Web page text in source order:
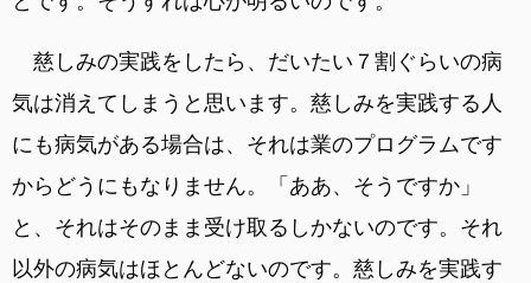
慈しみの実践をしたら、だいたい７割ぐらいの病
気は消えてしまうと思います。慈しみを実践する人
にも病気がある場合は、それは業のプログラムです
からどうにもなりません。「ああ、そうですか」
と、それはそのまま受け取るしかないのです。それ
以外の病気はほとんどないのです。慈しみを実践す